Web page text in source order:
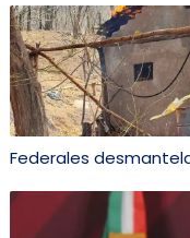
Federales